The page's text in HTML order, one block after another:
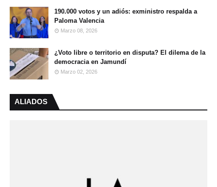
190.000 votos y un adiós: exministro respalda a
Paloma Valencia
Marzo 08, 2026
¿Voto libre o territorio en disputa? El dilema de la
democracia en Jamundí
Marzo 02, 2026
ALIADOS